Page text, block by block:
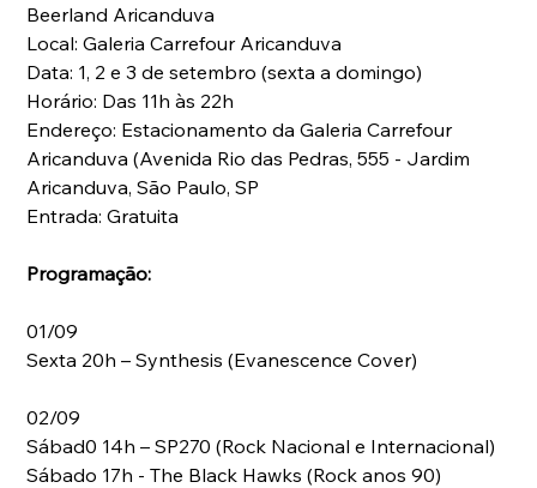
Beerland Aricanduva
Local: Galeria Carrefour Aricanduva
Data: 1, 2 e 3 de setembro (sexta a domingo)
Horário: Das 11h às 22h
Endereço: Estacionamento da Galeria Carrefour
Aricanduva (Avenida Rio das Pedras, 555 - Jardim
Aricanduva, São Paulo, SP
Entrada: Gratuita
Programação:
01/09
Sexta 20h – Synthesis (Evanescence Cover)
02/09
Sábad0 14h – SP270 (Rock Nacional e Internacional)
Sábado 17h - The Black Hawks (Rock anos 90)